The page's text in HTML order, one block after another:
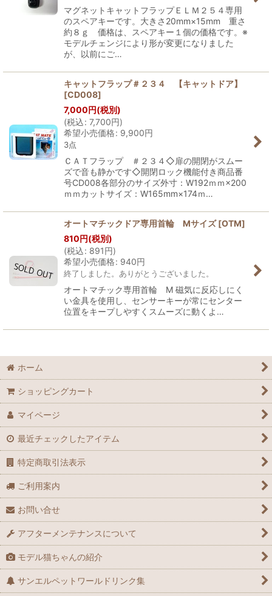
マグネットキャットフラップＥＬＭ２５４専用
のスペアキーです。大きさ20mm×15mm 重さ
約８ｇ 価格は、スペアキー１個の価格です。※
モデルチェンジにより形が変更になりました
が、以前にご…
キャットフラップ＃２３４ 【キャットドア】
[CD008]
7,000円(税別)
(税込: 7,700円)
希望小売価格: 9,900円
3点
ＣＡＴフラップ ＃２３４◇扉の開閉がスムー
ズで音も静かです◇開閉ロック機能付き商品番
号CD008各部分のサイズ外寸：W192ｍｍ×200
ｍｍカットサイズ：W165mm×174ｍ…
オートマチックドア専用首輪 Mサイズ [OTM]
810円(税別)
(税込: 891円)
希望小売価格: 940円
終了しました。ありがとうございました。
オートマチック専用首輪 M 磁気に反応しにく
い金具を使用し、センサーキーが常にセンター
位置をキープしやすくスムーズに動くよ…
ホーム
ショッピングカート
マイページ
最近チェックしたアイテム
特定商取引法表示
ご利用案内
お問い合せ
アフターメンテナンスについて
モデル猫ちゃんの紹介
サンエルペットワールドリンク集